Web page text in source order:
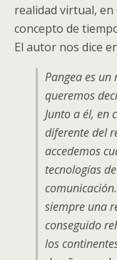
realidad virtual,
concepto de
El autor nos dice
Pangea es
queremos
Junto a él, en
diferente del
accedemos
tecnologías
siempre una
conseguido
los